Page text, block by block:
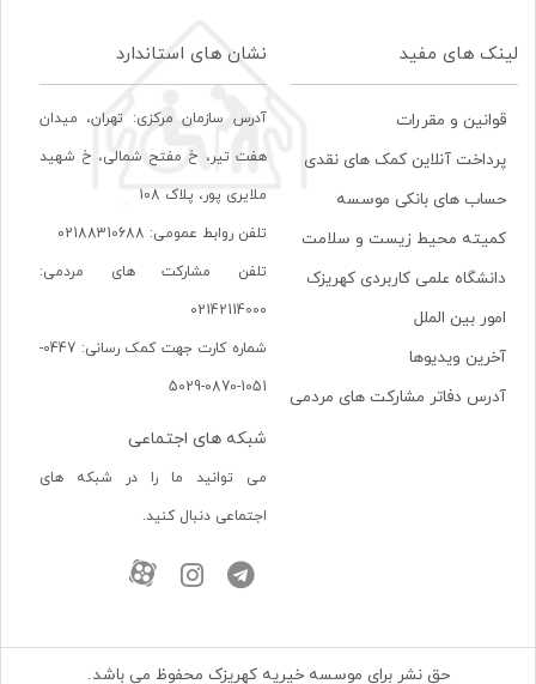
لینک های مفید
قوانین و مقررات
پرداخت آنلاین کمک های نقدی
حساب های بانکی موسسه
کمیته محیط زیست و سلامت
دانشگاه علمی کاربردی کهریزک
امور بین الملل
آخرین ویدیوها
آدرس دفاتر مشارکت های مردمی
نشان های استاندارد
آدرس سازمان مرکزی: تهران، ميدان
هفت تير، خ مفتح شمالی، خ شهيد
ملايری پور، پلاک 108
تلفن روابط عمومی: 02188310688
تلفن مشارکت های مردمی:
02142114000
شماره کارت جهت کمک رسانی: 0447-
1051-0870-5029
شبکه های اجتماعی
می توانید ما را در شبکه های
اجتماعی دنبال کنید.
حق نشر برای موسسه خیریه کهریزک محفوظ می باشد.